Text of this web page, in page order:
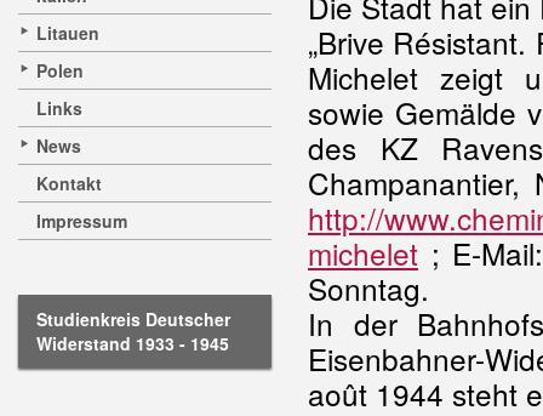
Litauen
Polen
Links
News
Kontakt
Impressum
Studienkreis Deutscher
Widerstand 1933 - 1945
„Brive
Michelet zeigt
sowie Gemälde
des KZ
http://
michelet ; E-
Sonntag.
In der
Eisenbahner-
août 1944 steht